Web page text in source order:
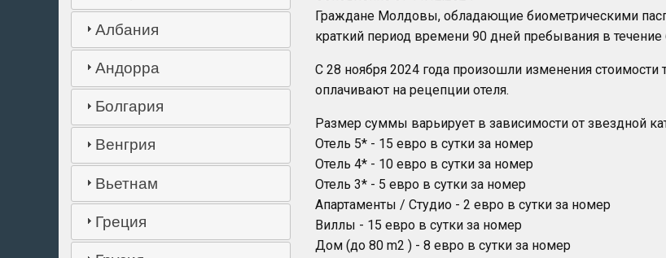
Граждане Молдовы, обладающие биометрическими
краткий период времени 90 дней пребывания в течение
С 28 ноября 2024 года произошли изменения стоимости
оплачивают на рецепции отеля.
Размер суммы варьирует в зависимости от звездной
Отель 5* - 15 евро в сутки за номер
Отель 4* - 10 евро в сутки за номер
Отель 3* - 5 евро в сутки за номер
Апартаменты / Студио - 2 евро в сутки за номер
Виллы - 15 евро в сутки за номер
Дом (до 80 m2 ) - 8 евро в сутки за номер
Албания
Андорра
Болгария
Венгрия
Вьетнам
Греция